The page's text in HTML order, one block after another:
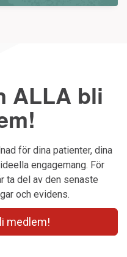
ALLA bli
för dina patienter, dina
engagemang. För
ta del av den senaste
och evidens.
medlem!